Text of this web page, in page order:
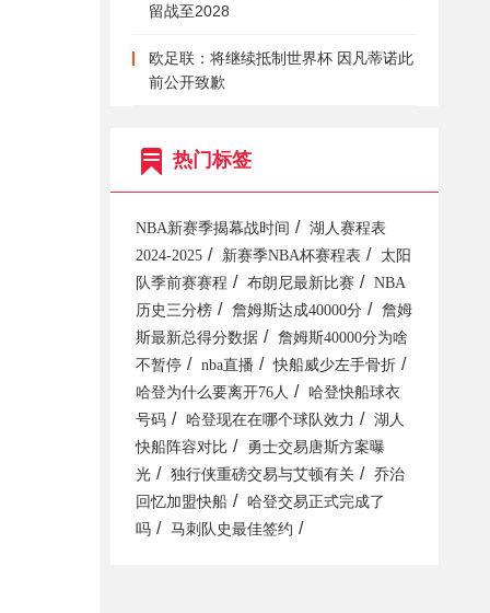
留战至2028
欧足联：将继续抵制世界杯 因凡蒂诺此
前公开致歉
热门标签
NBA新赛季揭幕战时间 /
湖人赛程表
2024-2025 / 新赛季NBA杯赛程表 /
太阳
队季前赛赛程 / 布朗尼最新比赛 /
NBA
历史三分榜 / 詹姆斯达成40000分 /
詹姆
斯最新总得分数据 /
詹姆斯40000分为啥
不暂停 / nba直播 / 快船威少左手骨折 /
哈登为什么要离开76人 /
哈登快船球衣
号码 / 哈登现在在哪个球队效力 /
湖人
快船阵容对比 /
勇士交易唐斯方案曝
光 / 独行侠重磅交易与艾顿有关 /
乔治
回忆加盟快船 /
哈登交易正式完成了
吗 / 马刺队史最佳签约 /